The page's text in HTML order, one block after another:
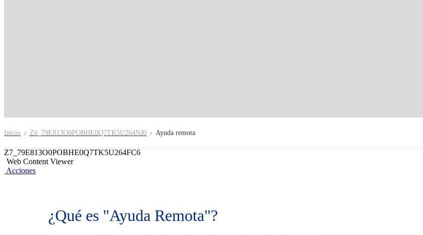
Inicio Z6_79E813O0POBHE0Q7TK5U264NJ0 Ayuda remota
Z7_79E813O0POBHE0Q7TK5U264FC6
Web Content Viewer
Acciones
¿Qué es "Ayuda Remota"?